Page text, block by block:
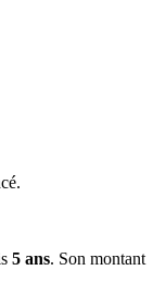
5 ans. Son montant